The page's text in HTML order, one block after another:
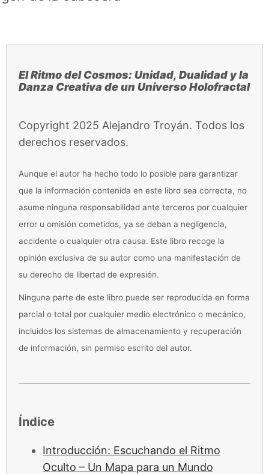
Saltar
El Ritmo del Cosmos: Unidad, Dualidad y la
Danza Creativa de un Universo Holofractal
Copyright 2025 Alejandro Troyán. Todos los
derechos reservados.
Aunque el autor ha hecho todo lo posible para garantizar
que la información contenida en este libro sea correcta, no
asume ninguna responsabilidad ante terceros por cualquier
error u omisión cometidos, ya se deban a negligencia,
accidente o cualquier otra causa. Este libro recoge la
opinión exclusiva de su autor como una manifestación de
su derecho de libertad de expresión.
Ninguna parte de este libro puede ser reproducida en forma
parcial o total por cualquier medio electrónico o mecánico,
incluidos los sistemas de almacenamiento y recuperación
de información, sin permiso escrito del autor.
Índice
Introducción: Escuchando el Ritmo
Oculto – Un Mapa para un Mundo